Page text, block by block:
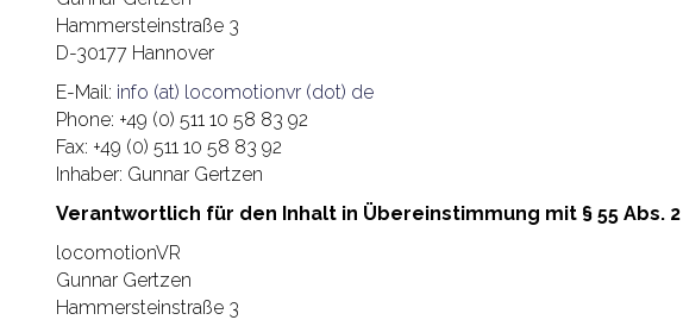
Hammersteinstraße 3
D-30177 Hannover
E-Mail: info (at) locomotionvr (dot) de
Phone: +49 (0) 511 10 58 83 92
Fax: +49 (0) 511 10 58 83 92
Inhaber: Gunnar Gertzen
Verantwortlich für den Inhalt in Übereinstimmung mit § 55 Abs. 2
locomotionVR
Gunnar Gertzen
Hammersteinstraße 3